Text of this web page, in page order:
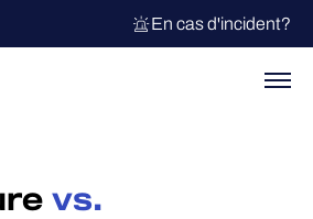
En cas d'incident?
vs.